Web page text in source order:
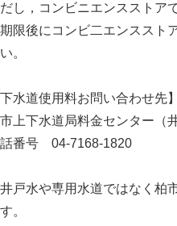
し，コンビニエンスストア
限後にコンビ二エンススト
。
下水道使用料お問い合わせ先】
上下水道局料金センター（
番号 04-7168-1820
戸水や専用水道ではなく柏
。